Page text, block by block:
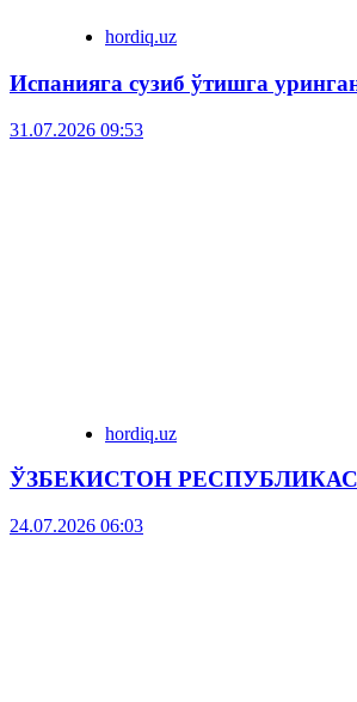
hordiq.uz
Испанияга сузиб ўтишга
31.07.2026 09:53
hordiq.uz
ЎЗБЕКИСТОН
24.07.2026 06:03